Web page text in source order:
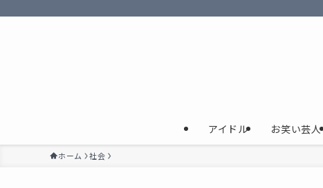
アイドル お笑い芸人
ホーム 社会